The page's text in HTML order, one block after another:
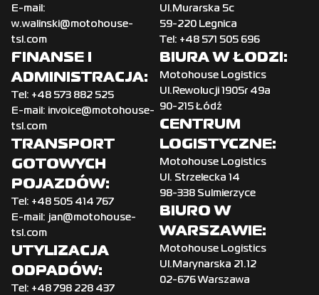
E-mail:
w.walinski@motohouse-
tsl.com
FINANSE I
ADMINISTRACJA:
Tel: +48 573 882 525
E-mail: invoice@motohouse-
tsl.com
TRANSPORT
GOTOWYCH
POJAZDÓW:
Tel: +‌48 505 414 767
E-mail: jan@motohouse-
tsl.com
UTYLIZACJA
ODPADÓW:
Tel: +‌48 798 228 437
Ul.Murarska 5c
59-220 Legnica
Tel: +48 571 505 696
BIURA W ŁODZI:
Motohouse Logistics
Ul.Rewolucji 1905r 49a
90-215 Łódź
CENTRUM
LOGISTYCZNE:
Motohouse Logistics
Ul. Strzelecka 14
98-338 Sulmierzyce
BIURO W
WARSZAWIE:
Motohouse Logistics
Ul.Marynarska 21.12
02-676 Warszawa